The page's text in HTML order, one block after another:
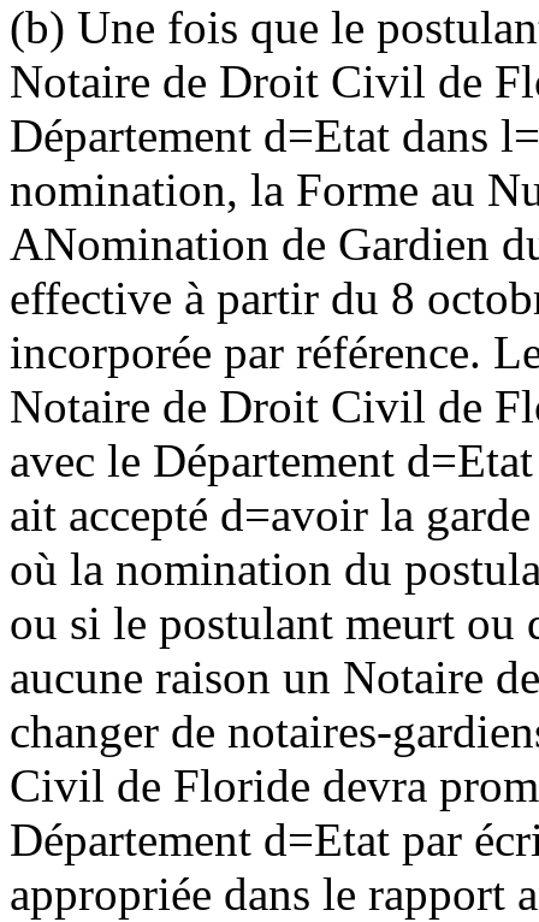
(b) Une fois que le
Notaire de Droit Civil de
Département d=Etat dans l=
nomination, la Forme au
ANomination de Gardien
effective à partir du 8
incorporée par référence.
Notaire de Droit Civil de
avec le Département d=
ait accepté d=avoir la
où la nomination du
ou si le postulant meurt
aucune raison un Notaire
changer de notaires-
Civil de Floride devra
Département d=Etat par
appropriée dans le rapport